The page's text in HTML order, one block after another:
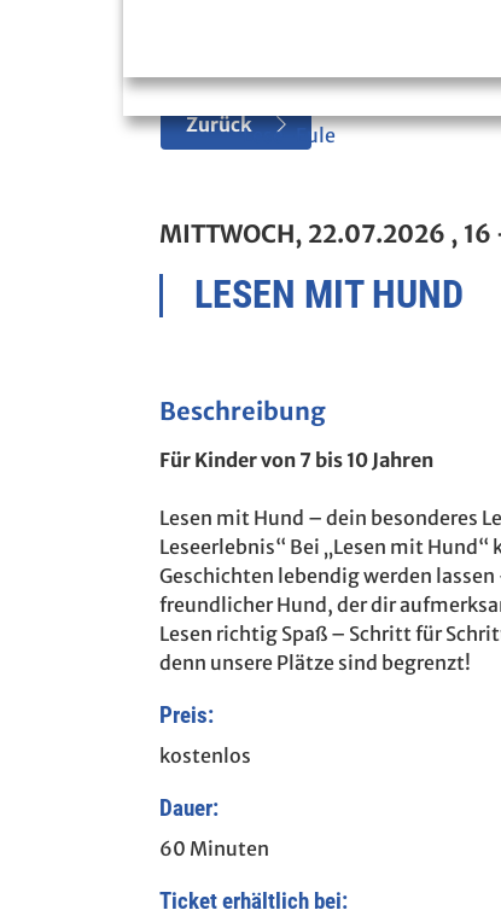
Lese-Eule
Zurück
MITTWOCH, 22.07.2026 , 16
LESEN MIT HUND
Beschreibung
Für Kinder von 7 bis 10 Jahren
Lesen mit Hund – dein besonderes
Leseerlebnis“ Bei „Lesen mit
Geschichten lebendig werden
freundlicher Hund, der dir
Lesen richtig Spaß – Schritt für
denn unsere Plätze sind begrenzt!
Preis:
kostenlos
Dauer:
60 Minuten
Ticket erhältlich bei: